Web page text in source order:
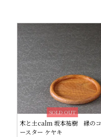
SOLD OUT
木と土calm 坂本祐樹 縁のコ
ースター ケヤキ